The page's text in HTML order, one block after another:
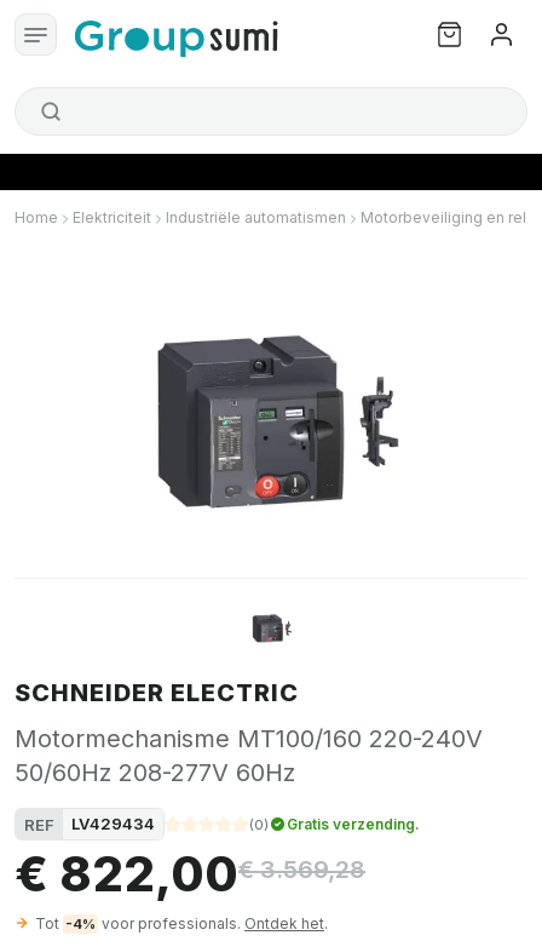
Home Elektriciteit Industriële automatismen Motorbeveiliging en
SCHNEIDER ELECTRIC
Motormechanisme MT100/160 220-240V
50/60Hz 208-277V 60Hz
REF LV429434 (0) Gratis verzending.
€ 822,00€ 3.569,28
Tot -4% voor professionals. Ontdek het.